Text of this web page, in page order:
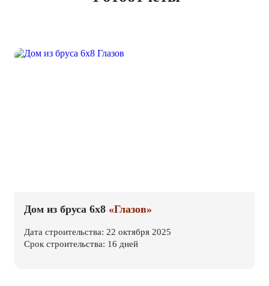
Дом из бруса 6х8 «Глазов»
Дата строительства: 22 октября 2025
Срок строительства: 16 дней